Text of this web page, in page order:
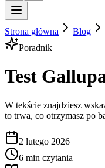
Strona główna Blog
Poradnik
Test
W tekście znajdziesz
to trwa, co otrzymasz po
2 lutego 2026
6 min czytania